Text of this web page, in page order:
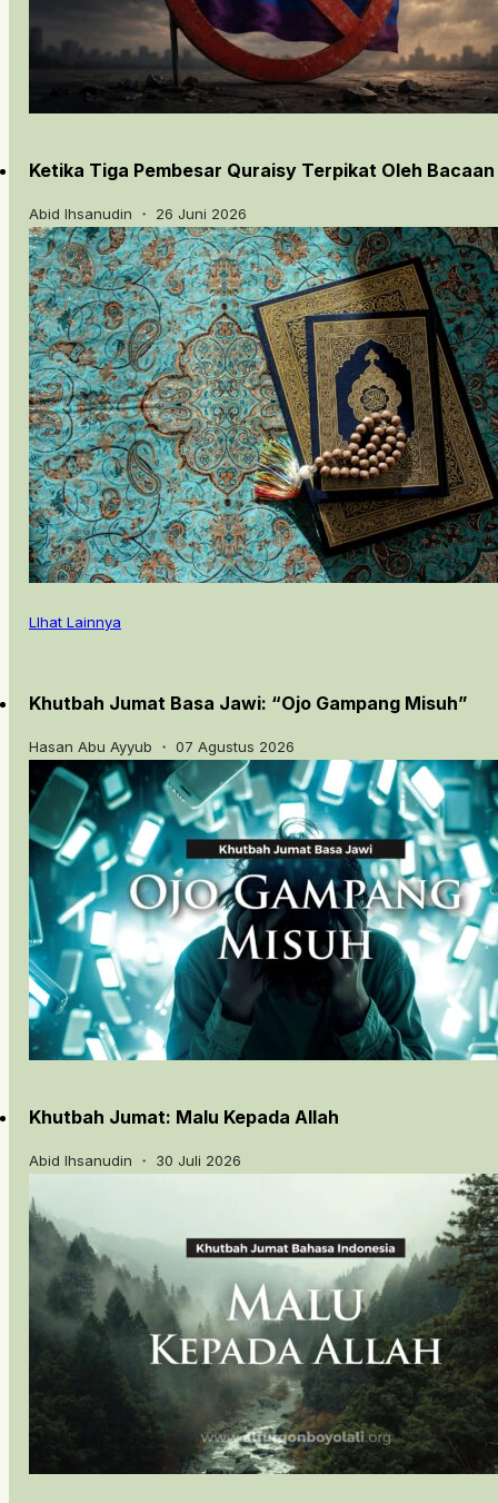
Ketika Tiga Pembesar Quraisy Terpikat Oleh Bacaan
Abid Ihsanudin ・ 26 Juni 2026
LIhat Lainnya
Khutbah Jumat Basa Jawi: “Ojo Gampang Misuh”
Hasan Abu Ayyub ・ 07 Agustus 2026
Khutbah Jumat: Malu Kepada Allah
Abid Ihsanudin ・ 30 Juli 2026